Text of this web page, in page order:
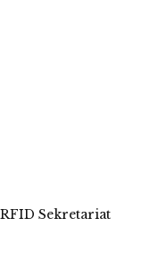
Sekretariat